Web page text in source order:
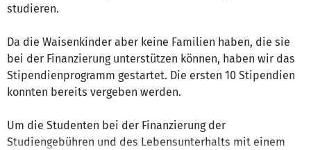
studieren.
Da die Waisenkinder aber keine Familien haben, die sie
bei der Finanzierung unterstützen können, haben wir das
Stipendienprogramm gestartet. Die ersten 10 Stipendien
konnten bereits vergeben werden.
Um die Studenten bei der Finanzierung der
Studiengebühren und des Lebensunterhalts mit einem